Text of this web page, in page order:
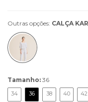
Outras opções: CALÇA
Tamanho: 36
34 36 38 40 42